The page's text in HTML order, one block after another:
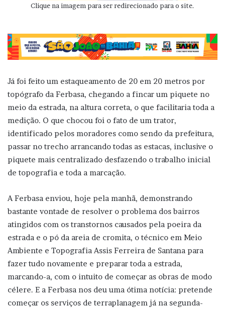
Clique na imagem para ser redirecionado para o site.
Já foi feito um estaqueamento de 20 em 20 metros por
topógrafo da Ferbasa, chegando a fincar um piquete no
meio da estrada, na altura correta, o que facilitaria toda a
medição. O que chocou foi o fato de um trator,
identificado pelos moradores como sendo da prefeitura,
passar no trecho arrancando todas as estacas, inclusive o
piquete mais centralizado desfazendo o trabalho inicial
de topografia e toda a marcação.
A Ferbasa enviou, hoje pela manhã, demonstrando
bastante vontade de resolver o problema dos bairros
atingidos com os transtornos causados pela poeira da
estrada e o pó da areia de cromita, o técnico em Meio
Ambiente e Topografia Assis Ferreira de Santana para
fazer tudo novamente e preparar toda a estrada,
marcando-a, com o intuito de começar as obras de modo
célere. E a Ferbasa nos deu uma ótima notícia: pretende
começar os serviços de terraplanagem já na segunda-